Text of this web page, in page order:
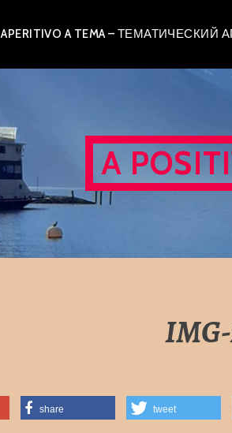
APERITIVO A TEMA – ТЕМАТИЧЕСКИЙ
A
share tweet